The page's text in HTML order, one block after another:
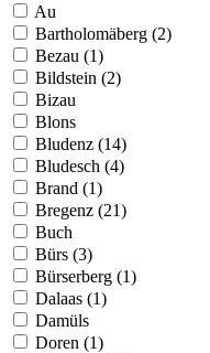
Au
Bartholomäberg (2)
Bezau (1)
Bildstein (2)
Bizau
Blons
Bludenz (14)
Bludesch (4)
Brand (1)
Bregenz (21)
Buch
Bürs (3)
Bürserberg (1)
Dalaas (1)
Damüls
Doren (1)